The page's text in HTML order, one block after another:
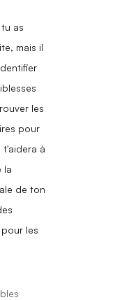
as
mais il
les
pour
t'aidera à
la
de ton
les